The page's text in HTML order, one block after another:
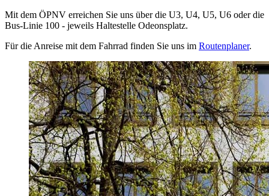
Mit dem ÖPNV erreichen Sie uns über die U3, U4, U5, U6 oder die
Bus-Linie 100 - jeweils Haltestelle Odeonsplatz.
Für die Anreise mit dem Fahrrad finden Sie uns im Routenplaner.